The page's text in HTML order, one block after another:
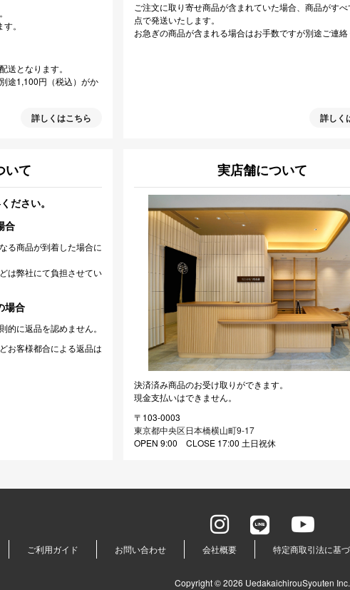
。
送となります。
途1,100円（税込）がか
詳しくはこちら
ご注文に取り寄せ商品が含まれていた場合、商品がす
点で発送いたします。
お急ぎの商品が含まれる場合はお手数ですが別途ご連絡
詳しく
いて
ださい。
合
る商品が到着した場合に
は弊社にて負担させてい
場合
に返品を認めません。
お客様都合による返品は
実店舗について
決済済み商品のお受け取りができます。
現金支払いはできません。
〒103-0003
東京都中央区日本橋横山町9-17
OPEN 9:00 CLOSE 17:00 土日祝休
ご利用ガイド お問い合わせ 会社概要 特定商取引法に基
Copyright © 2026 UedakaichirouSyouten Inc.